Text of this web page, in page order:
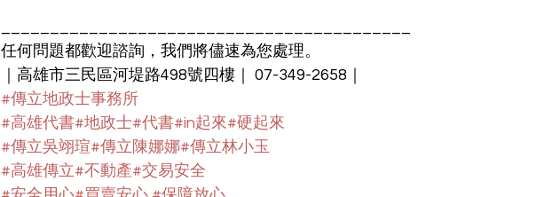
任何問題都歡迎諮詢，我們將儘速為您處理。
｜高雄市三民區河堤路498號四樓｜ 07-349-2658｜
#傳立地政士事務所
#高雄代書#地政士#代書#in起來#硬起來
#傳立吳翊瑄#傳立陳娜娜#傳立林小玉
#高雄傳立#不動產#交易安全